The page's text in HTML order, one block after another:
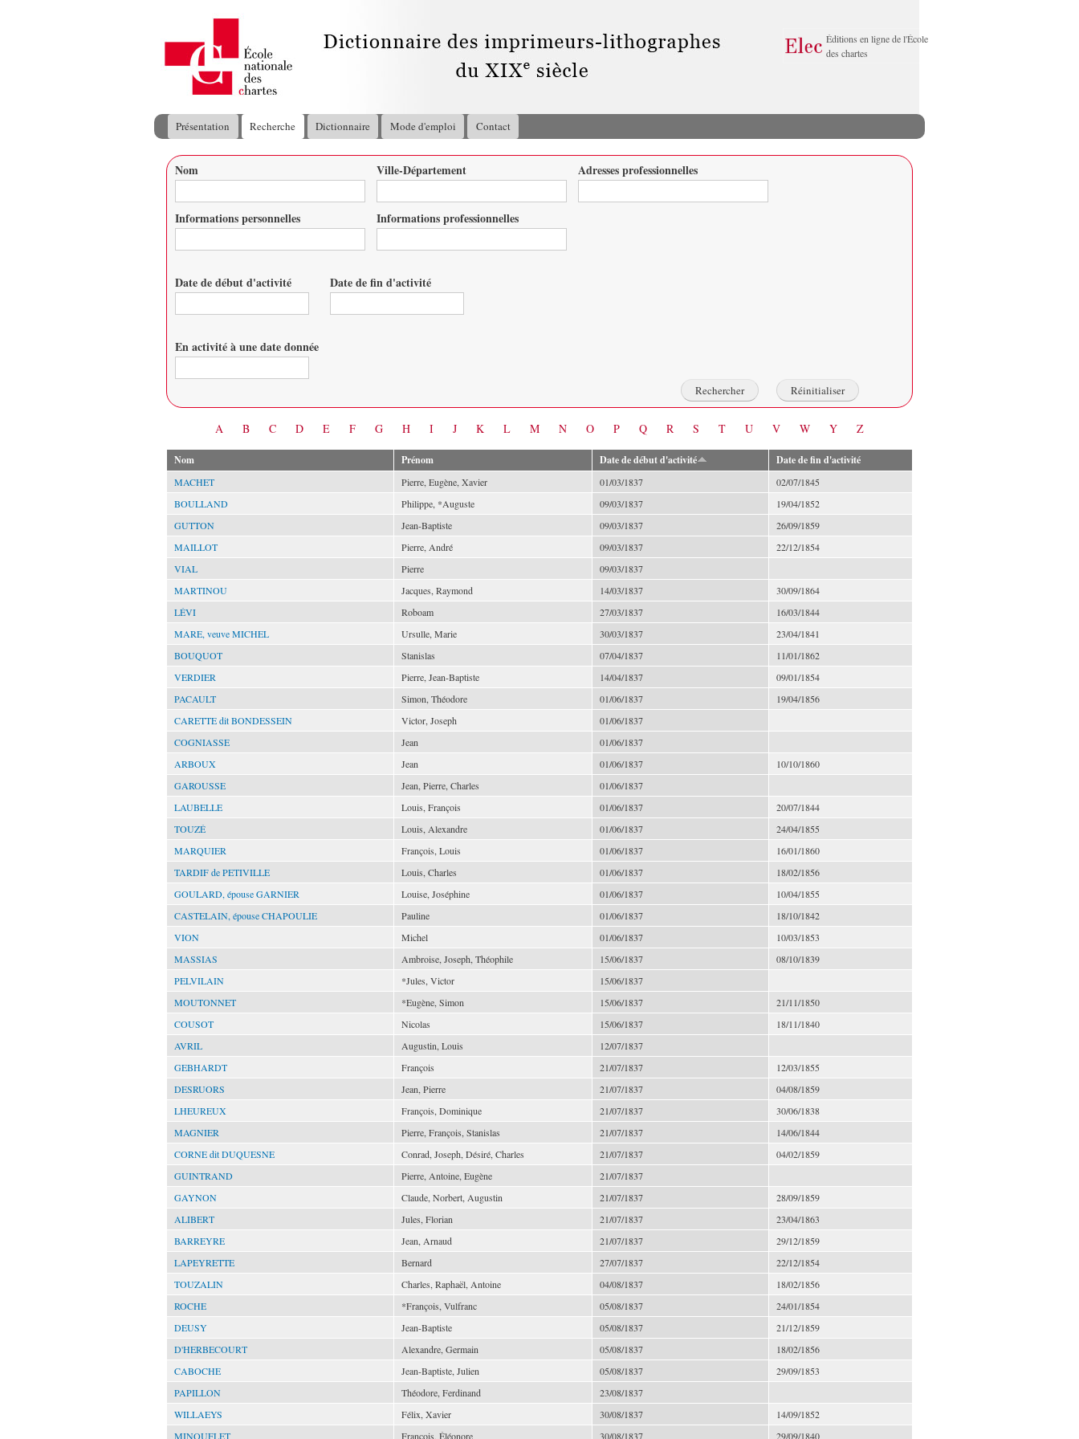
principal
Éditions en ligne de l'École
des chartes
Menu principal
Présentation Recherche Dictionnaire Mode d'emploi Contact
Vous êtes ici
Nom Ville-Département Adresses professionnelles
Informations personnelles Informations professionnelles
Date de début d'activité Date de fin d'activité
En activité à une date donnée
A B C D E F G H I J K L M N O P Q R S T U V W Y Z
Nom Prénom Date de début d'activité Date de fin d'activité
MACHET Pierre, Eugène, Xavier 01/03/1837
02/07/1845
BOULLAND
Philippe, *Auguste 09/03/1837
19/04/1852
GUTTON
Jean-Baptiste 09/03/1837
26/09/1859
MAILLOT
Pierre, André 09/03/1837
22/12/1854
VIAL
Pierre
09/03/1837
MARTINOU
Jacques, Raymond 14/03/1837
30/09/1864
LÉVI
Roboam 27/03/1837
16/03/1844
MARE, veuve MICHEL
Ursulle, Marie 30/03/1837
23/04/1841
BOUQUOT
Stanislas 07/04/1837
11/01/1862
VERDIER
Pierre, Jean-Baptiste 14/04/1837
09/01/1854
PACAULT
Simon, Théodore 01/06/1837
19/04/1856
CARETTE dit BONDESSEIN
Victor, Joseph
01/06/1837
COGNIASSE
Jean
01/06/1837
ARBOUX
Jean 01/06/1837
10/10/1860
GAROUSSE
Jean, Pierre, Charles
01/06/1837
LAUBELLE
Louis, François 01/06/1837
20/07/1844
TOUZÉ
Louis, Alexandre 01/06/1837
24/04/1855
MARQUIER
François, Louis 01/06/1837
16/01/1860
TARDIF de PETIVILLE
Louis, Charles 01/06/1837
18/02/1856
GOULARD, épouse GARNIER
Louise, Joséphine 01/06/1837
10/04/1855
CASTELAIN, épouse CHAPOULIE
Pauline 01/06/1837
18/10/1842
VION
Michel 01/06/1837
10/03/1853
MASSIAS
Ambroise, Joseph, Théophile 15/06/1837
08/10/1839
PELVILAIN
*Jules, Victor
15/06/1837
MOUTONNET
*Eugène, Simon 15/06/1837
21/11/1850
COUSOT
Nicolas 15/06/1837
18/11/1840
AVRIL
Augustin, Louis
12/07/1837
GEBHARDT
François 21/07/1837
12/03/1855
DESRUORS
Jean, Pierre 21/07/1837
04/08/1859
LHEUREUX
François, Dominique 21/07/1837
30/06/1838
MAGNIER
Pierre, François, Stanislas 21/07/1837
14/06/1844
CORNE dit DUQUESNE
Conrad, Joseph, Désiré, Charles 21/07/1837
04/02/1859
GUINTRAND
Pierre, Antoine, Eugène
21/07/1837
GAYNON
Claude, Norbert, Augustin 21/07/1837
28/09/1859
ALIBERT
Jules, Florian 21/07/1837
23/04/1863
BARREYRE
Jean, Arnaud 21/07/1837
29/12/1859
LAPEYRETTE
Bernard 27/07/1837
22/12/1854
TOUZALIN
Charles, Raphaël, Antoine 04/08/1837
18/02/1856
ROCHE
*François, Vulfranc 05/08/1837
24/01/1854
DEUSY
Jean-Baptiste 05/08/1837
21/12/1859
D'HERBECOURT
Alexandre, Germain 05/08/1837
18/02/1856
CABOCHE
Jean-Baptiste, Julien 05/08/1837
29/09/1853
PAPILLON
Théodore, Ferdinand
23/08/1837
WILLAEYS
Félix, Xavier 30/08/1837
14/09/1852
MINOUFLET
François, Éléonore 30/08/1837 29/09/1840